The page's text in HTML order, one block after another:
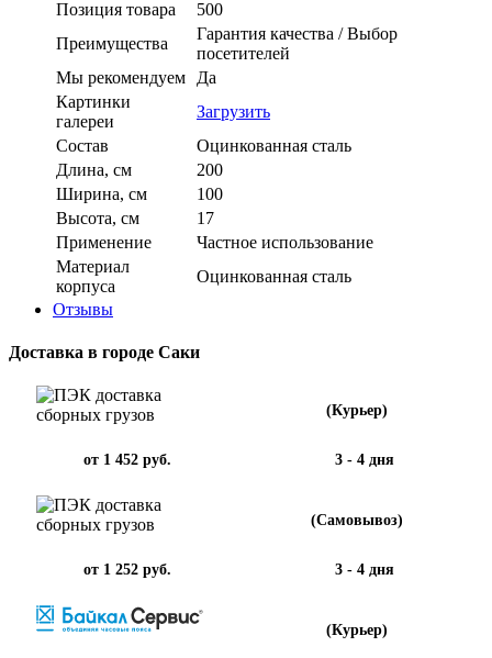
Позиция товара
500
Преимущества
Гарантия качества / Выбор
посетителей
Мы рекомендуем
Да
Картинки
галереи
Загрузить
Состав
Оцинкованная сталь
Длина, см
200
Ширина, см
100
Высота, см
17
Применение
Частное использование
Материал
корпуса
Оцинкованная сталь
Отзывы
Доставка в городе Саки
(Курьер)
от 1 452 руб. 3 - 4 дня
(Самовывоз)
от 1 252 руб. 3 - 4 дня
(Курьер)